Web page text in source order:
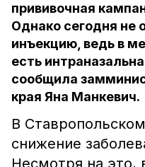
прививочная
Однако сегодня не
инъекцию, ведь в
есть
сообщила
края Яна Манкевич.
В
снижение
Несмотря на это,